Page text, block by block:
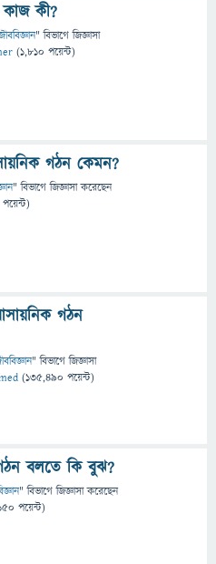
কাজ কী?
" বিভাগে জিজ্ঞাসা
(1,810 পয়েন্ট)
গঠন কেমন?
" বিভাগে জিজ্ঞাসাকরেছেন
পয়েন্ট)
গঠন
" বিভাগে জিজ্ঞাসা
(135,490 পয়েন্ট)
বলতে কি বুঝ?
" বিভাগে জিজ্ঞাসাকরেছেন
পয়েন্ট)